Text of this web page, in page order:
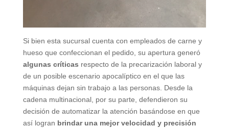
Si bien esta sucursal cuenta con empleados de carne y
hueso que confeccionan el pedido, su apertura generó
algunas críticas respecto de la precarización laboral y
de un posible escenario apocalíptico en el que las
máquinas dejan sin trabajo a las personas. Desde la
cadena multinacional, por su parte, defendieron su
decisión de automatizar la atención basándose en que
así logran brindar una mejor velocidad y precisión